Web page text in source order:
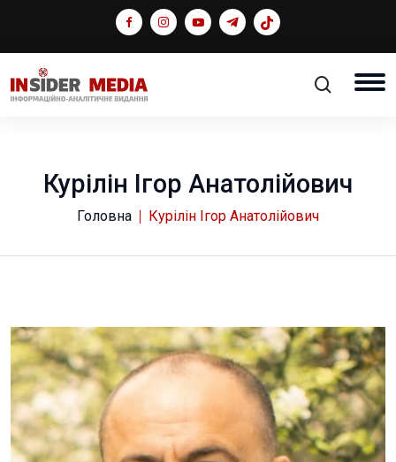
Курілін Ігор Анатолійович
Головна Курілін Ігор Анатолійович